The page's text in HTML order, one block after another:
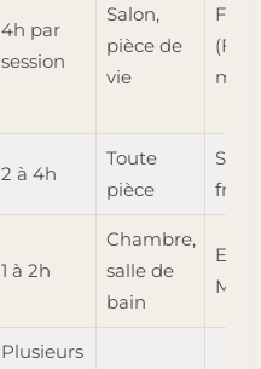
4h par
session
Salon,
pièce de
vie
(Feu
2 à 4h
Toute
pièce
1 à 2h
Chambre,
salle de
bain
Eau,
Plusieurs